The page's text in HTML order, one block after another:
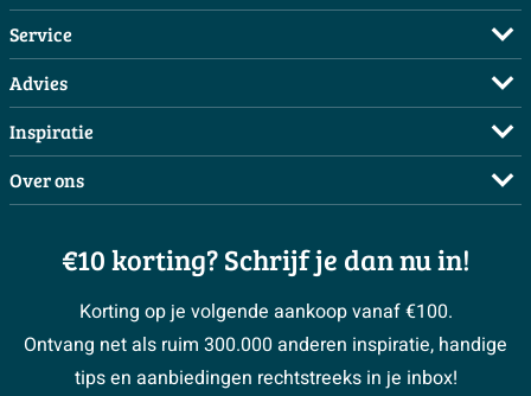
Service
Veelgestelde vragen
Bestellen
Betalen
Bezorgen / afhalen
Garantie / klachten
Reviewbeleid
> Naar de klantenservice
Advies
Maak een afspraak
Doe de offerte check
3D tekening maken
Klustips
Klusadvies
> Alle adviesmogelijkheden
Inspiratie
Complete badkamers
Complete toiletruimtes
Moodboards
Magazine
#MySawiday
Over ons
Over Sawiday
Vacatures
Sawiday PRO
BeCommerce
€10 korting? Schrijf je dan nu in!
Korting op je volgende aankoop vanaf €100.
Ontvang net als ruim 300.000 anderen inspiratie, handige
tips en aanbiedingen rechtstreeks in je inbox!